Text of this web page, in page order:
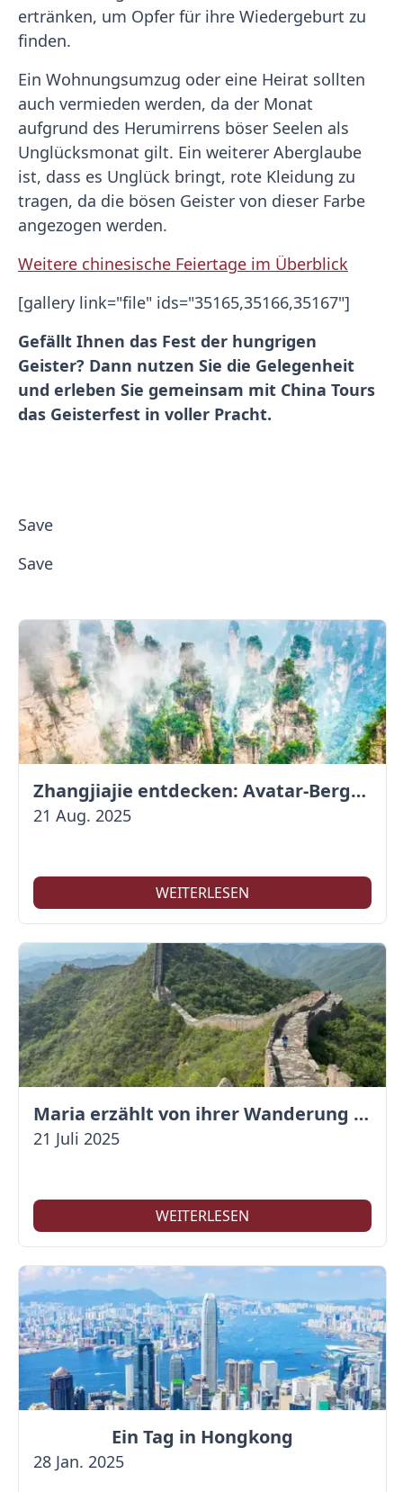
ertränken, um Opfer für ihre Wiedergeburt zu
finden.
Ein Wohnungsumzug oder eine Heirat sollten
auch vermieden werden, da der Monat
aufgrund des Herumirrens böser Seelen als
Unglücksmonat gilt. Ein weiterer Aberglaube
ist, dass es Unglück bringt, rote Kleidung zu
tragen, da die bösen Geister von dieser Farbe
angezogen werden.
Weitere chinesische Feiertage im Überblick
[gallery link="file" ids="35165,35166,35167"]
Gefällt Ihnen das Fest der hungrigen
Geister? Dann nutzen Sie die Gelegenheit
und erleben Sie gemeinsam mit China Tours
das Geisterfest in voller Pracht.
Save
Save
Zhangjiajie entdecken: Avatar-Berge & Altstadt von Fenghuang
21 Aug. 2025
WEITERLESEN
Maria erzählt von ihrer Wanderung auf der Großen Mauer
21 Juli 2025
WEITERLESEN
Ein Tag in Hongkong
28 Jan. 2025